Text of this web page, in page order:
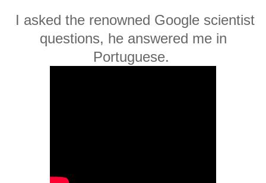
I asked the renowned Google scientist
questions, he answered me in
Portuguese.